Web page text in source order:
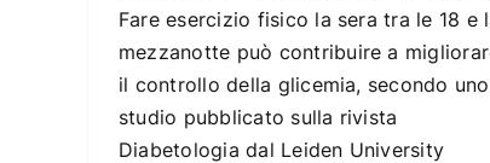
Fare esercizio fisico la sera tra le 18 e
mezzanotte può contribuire a
il controllo della glicemia, secondo uno
studio pubblicato sulla rivista
Diabetologia dal Leiden University